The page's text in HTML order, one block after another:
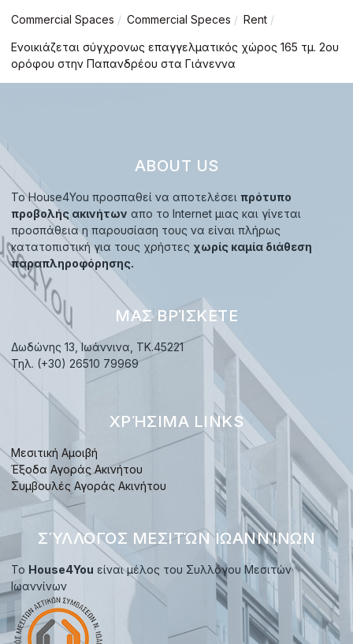
Commercial Spaces Commercial Speces Rent
Ενοικιάζεται σύγχρονως επαγγελματικός χώρος 165 τμ. 2ου
ορόφου στην Παπανδρέου στα Γιάνεννα
ABOUT US
Το House4You προσπαθεί να αποτελέσει πρότυπο
προβολής ακινήτων απο το Internet μιας και γίνεται
προσπάθεια η παρουσίαση τους να είναι πλήρως
κατατοπιστική για τους χρήστες χωρίς καμία διάθεση
παραπληροφόρησης.
ΜΑΣ ΒΡΊΣΚΕΤΕ
Δωδώνης 13, Ιωάννινα, TK.45221
Τηλ. (+30) 26510 79969
ΧΡΉΣΙΜΑ LINKS
Μεσιτική Αμοιβή
Έξοδα Αγοράς Ακινήτου
Συμβουλές Αγοράς Ακινήτου
ΣΎΛΛΟΓΟΣ ΜΕΣΙΤΏΝ ΙΩΑΝΝΊΝΩΝ
Το House4You είναι μέλος του Συλλόγου Μεσιτών
Ιωαννίνων